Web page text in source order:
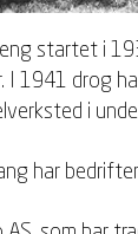
startet i
I 1941 drog
i
har